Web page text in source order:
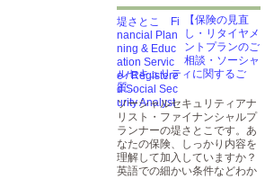
【保険の見直
し・リタイヤメ
ントプランのご
相談・ソーシャ
ルセキュリティに関するご
質...
ソーシャルセキュリティアナ
リスト・ファイナンシャルプ
ランナーの堤さとこです。あ
なたの保険、しっかり内容を
理解して加入していますか？
英語での細かい条件などわか